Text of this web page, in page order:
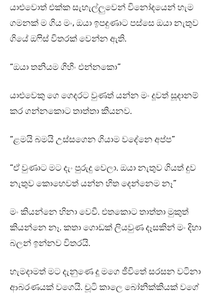
යාළුවොත් එක්ක සැහැල්ලුවෙන් විනෝදයෙන් හැම
ගමනක් ම ගිය මං, ඔයා ඉපදුණාට පස්සෙ ඔයා නැතුව
ගියේ ඔෆිස් විතරක් වෙන්න ඇති.
“ඔයා තනියම ගිහිං එන්නකො”
යාළුවෙකු ගෙ ගෙදරට වුණත් යන්න මං දූවත් සූදානම්
කර ගන්නකොට තාත්තා කියනව.
“ළමයි බමයි උස්සගෙන ගියාම වදේනෙ අප්ප”
“ඒ වුණාට මට දැං පුරුදු වෙලා. ඔයා නැතුව ගියත් දුව
නැතුව කොහෙවත් යන්න හිත දෙන්නෙම නෑ”
මං කියන්නෙ හිනා වෙවී. එතකොට තාත්තා මුකුත්
කියන්නෙ නෑ. කතා ගොඩක් ලියවුණ දෑසකින් මං දිහා
බලන් ඉන්නව විතරයි.
හැමදාමත් මට දැනුණෙ දූ මගෙ ජීවිතේ සරසන වටිනා
ආබරණයක් වගෙයි. චූටි කාලෙ බෝනික්කියක් වගේ